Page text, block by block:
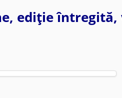
ediţie întregită,